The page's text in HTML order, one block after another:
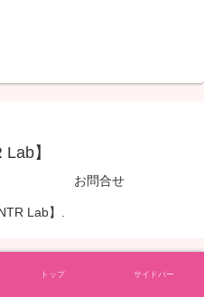
Lab】
お問合せ
Lab】.
トップ サイドバー